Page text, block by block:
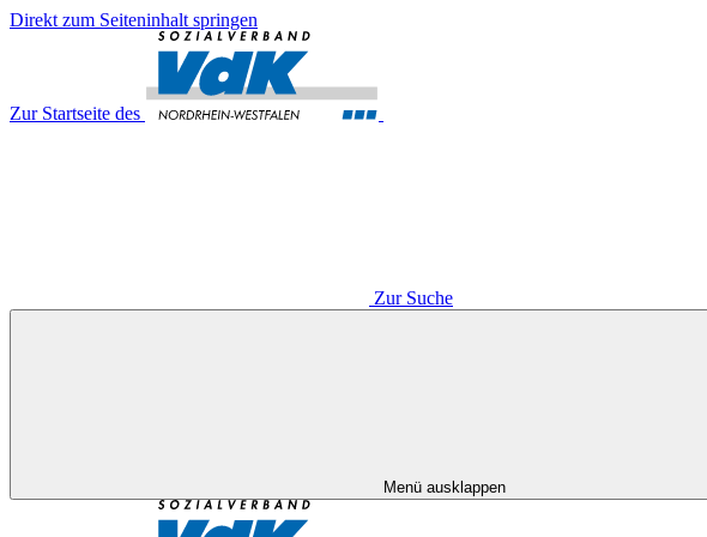
Direkt zum Seiteninhalt springen
Zur Startseite des
Zur Suche
Menü ausklappen